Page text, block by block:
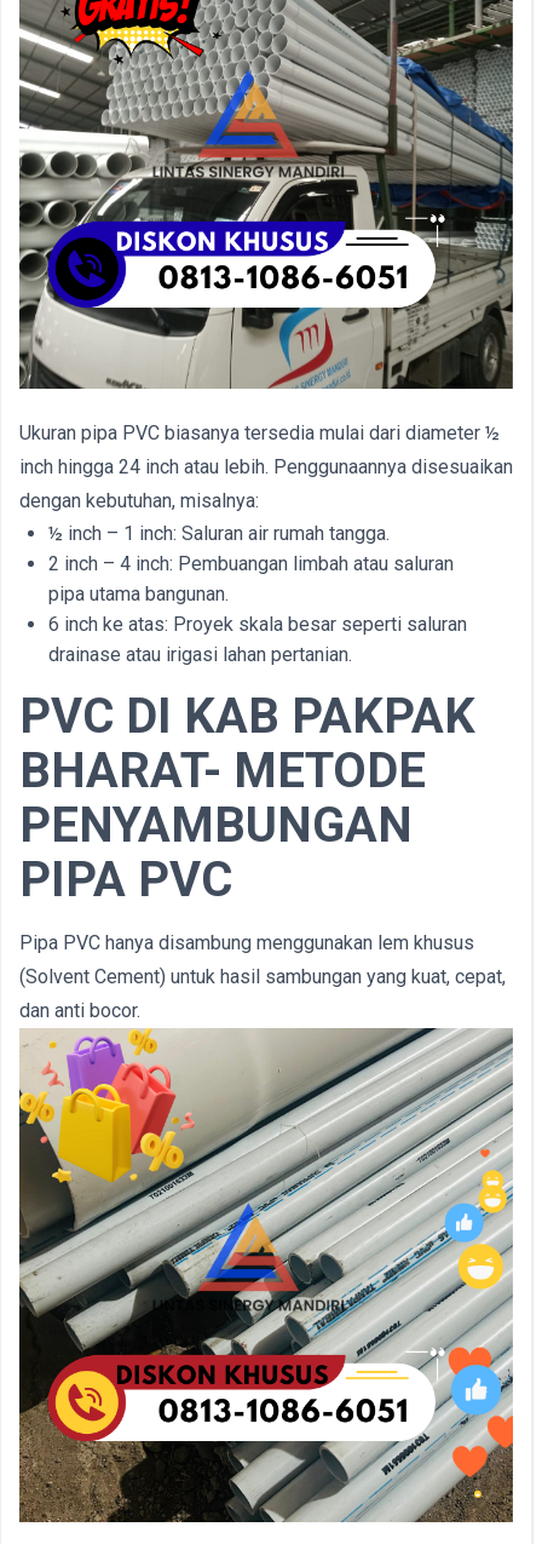
Ukuran pipa PVC biasanya tersedia mulai dari diameter ½
inch hingga 24 inch atau lebih. Penggunaannya disesuaikan
dengan kebutuhan, misalnya:
½ inch – 1 inch: Saluran air rumah tangga.
2 inch – 4 inch: Pembuangan limbah atau saluran
pipa utama bangunan.
6 inch ke atas: Proyek skala besar seperti saluran
drainase atau irigasi lahan pertanian.
PVC DI KAB PAKPAK
BHARAT- METODE
PENYAMBUNGAN
PIPA PVC
Pipa PVC hanya disambung menggunakan lem khusus
(Solvent Cement) untuk hasil sambungan yang kuat, cepat,
dan anti bocor.